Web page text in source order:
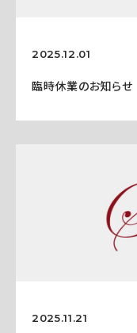
2025.12.01
臨時休業のお知らせ
2025.11.21